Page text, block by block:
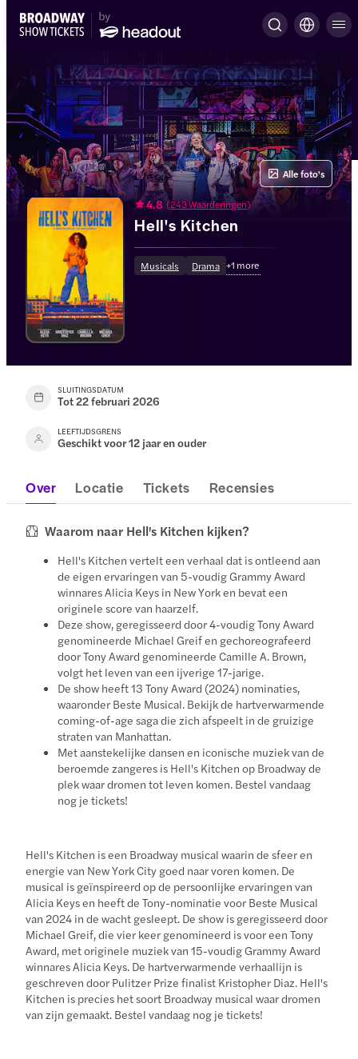
4.8 (243 Waarderingen)
Hell's Kitchen
Musicals Drama +1 more
Alle foto's
SLUITINGSDATUM
Tot 22 februari 2026
LEEFTIJDSGRENS
Geschikt voor 12 jaar en ouder
Over Locatie Tickets Recensies
Waarom naar Hell's Kitchen kijken?
Hell's Kitchen vertelt een verhaal dat is ontleend aan
de eigen ervaringen van 5-voudig Grammy Award
winnares Alicia Keys in New York en bevat een
originele score van haarzelf.
Deze show, geregisseerd door 4-voudig Tony Award
genomineerde Michael Greif en gechoreografeerd
door Tony Award genomineerde Camille A. Brown,
volgt het leven van een ijverige 17-jarige.
De show heeft 13 Tony Award (2024) nominaties,
waaronder Beste Musical. Bekijk de hartverwarmende
coming-of-age saga die zich afspeelt in de gruizige
straten van Manhattan.
Met aanstekelijke dansen en iconische muziek van de
beroemde zangeres is Hell's Kitchen op Broadway de
plek waar dromen tot leven komen. Bestel vandaag
nog je tickets!
Hell's Kitchen is een Broadway musical waarin de sfeer en
energie van New York City goed naar voren komen. De
musical is geïnspireerd op de persoonlijke ervaringen van
Alicia Keys en heeft de Tony-nominatie voor Beste Musical
van 2024 in de wacht gesleept. De show is geregisseerd door
Michael Greif, die vier keer genomineerd is voor een Tony
Award, met originele muziek van 15-voudig Grammy Award
winnares Alicia Keys. De hartverwarmende verhaallijn is
geschreven door Pulitzer Prize finalist Kristopher Diaz. Hell's
Kitchen is precies het soort Broadway musical waar dromen
van zijn gemaakt. Bestel vandaag nog je tickets!